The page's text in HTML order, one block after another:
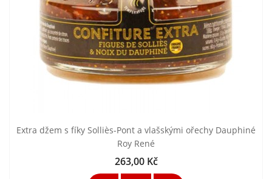
Extra džem s fíky Solliès-Pont a vlašskými ořechy Dauphiné
Roy René
Cena
263,00 Kč